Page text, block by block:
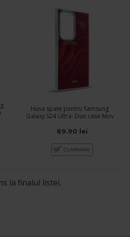
Husa spate pentru Samsung
Galaxy S24 Ultra- Dun case Mov
69.90 lei
CUMPARA
la finalul listei.